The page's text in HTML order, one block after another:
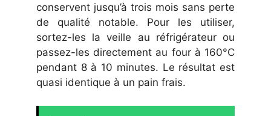
conservent jusqu’à trois mois sans perte
de qualité notable. Pour les utiliser,
sortez-les la veille au réfrigérateur ou
passez-les directement au four à 160°C
pendant 8 à 10 minutes. Le résultat est
quasi identique à un pain frais.